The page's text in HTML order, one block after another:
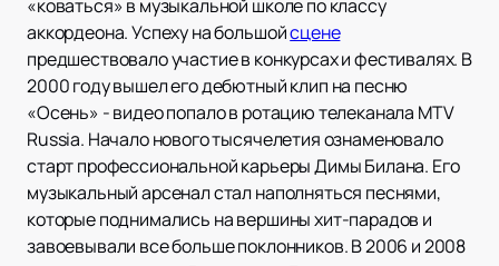
«коваться» в музыкальной школе по классу
аккордеона. Успеху на большойсцене
предшествовало участие в конкурсах и фестивалях. В
2000 году вышел его дебютный клип на песню
«Осень» - видео попало в ротацию телеканала MTV
Russia. Начало нового тысячелетия ознаменовало
старт профессиональной карьеры Димы Билана. Его
музыкальный арсенал стал наполняться песнями,
которые поднимались на вершины хит-парадов и
завоевывали все больше поклонников. В 2006 и 2008